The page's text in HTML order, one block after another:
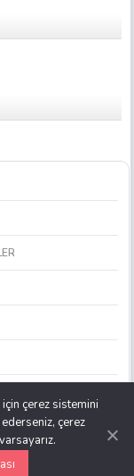
YAPIMI
çerez sistemini
çerez